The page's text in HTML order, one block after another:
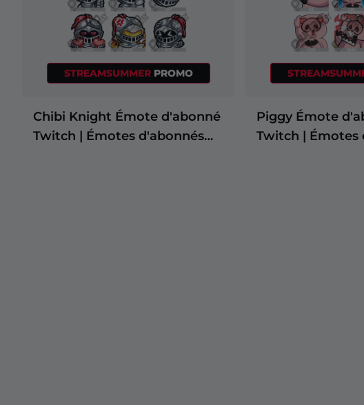
STREAMSUMMER PROMO
Chibi Knight Émote d'abonné
Twitch | Émotes d'abonnés
Piggy Émote
Twitch | Émotes